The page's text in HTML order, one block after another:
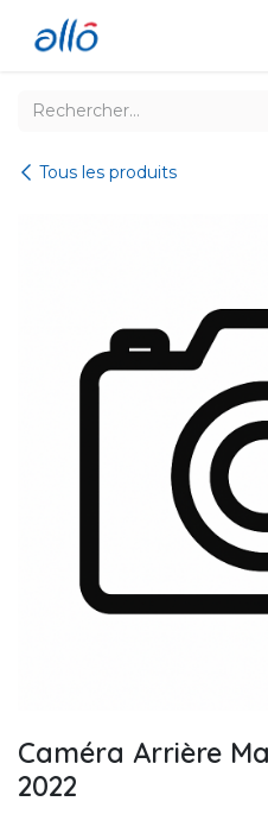
Tous les produits
Caméra Arrière
2022